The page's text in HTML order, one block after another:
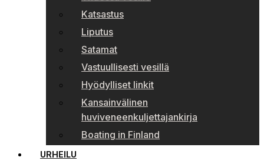
Katsastus
Liputus
Satamat
Vastuullisesti vesillä
Hyödylliset linkit
Kansainvälinen
huviveneenkuljettajankirja
Boating in Finland
URHEILU